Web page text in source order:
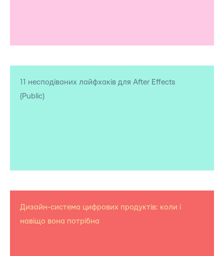
11 несподіваних лайфхаків для After Effects
(Public)
Дизайн-система цифрових продуктів: коли і
навіщо вона потрібна